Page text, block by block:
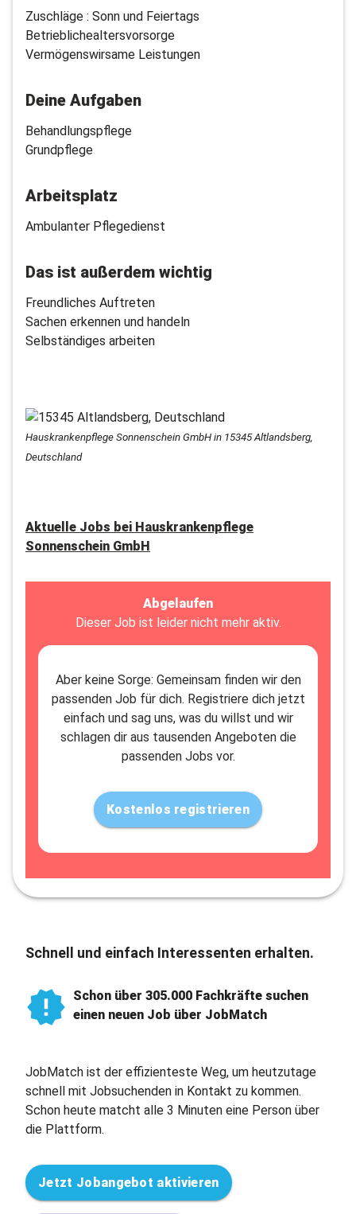
Zuschläge : Sonn und Feiertags
Betrieblichealtersvorsorge
Vermögenswirsame Leistungen
Deine Aufgaben
Behandlungspflege
Grundpflege
Arbeitsplatz
Ambulanter Pflegedienst
Das ist außerdem wichtig
Freundliches Auftreten
Sachen erkennen und handeln
Selbständiges arbeiten
Hauskrankenpflege Sonnenschein GmbH in 15345 Altlandsberg,
Deutschland
Aktuelle Jobs bei Hauskrankenpflege
Sonnenschein GmbH
Abgelaufen
Dieser Job ist leider nicht mehr aktiv.
Aber keine Sorge: Gemeinsam finden wir den
passenden Job für dich. Registriere dich jetzt
einfach und sag uns, was du willst und wir
schlagen dir aus tausenden Angeboten die
passenden Jobs vor.
Kostenlos registrieren
Schnell und einfach Interessenten erhalten.
Schon über 305.000 Fachkräfte suchen
einen neuen Job über JobMatch
JobMatch ist der effizienteste Weg, um heutzutage
schnell mit Jobsuchenden in Kontakt zu kommen.
Schon heute matcht alle 3 Minuten eine Person über
die Plattform.
Jetzt Jobangebot aktivieren